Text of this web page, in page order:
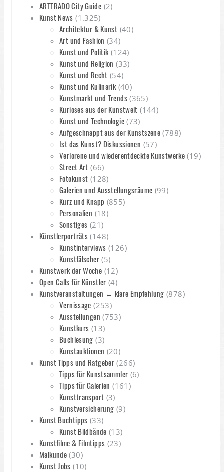
ARTTRADO City Guide (2)
Kunst News (1.325)
Architektur & Kunst (40)
Art und Fashion (34)
Kunst und Politik(124)
Kunst und Religion (33)
Kunst und Recht (54)
Kunst und Kulinarik(40)
Kunstmarkt und Trends(365)
Kurioses aus der Kunstwelt (144)
Kunst und Technologie(73)
Aufgeschnappt aus der Kunstszene (788)
Ist das Kunst? Diskussionen (57)
Verlorene und wiederentdeckte Kunstwerke (19)
Street Art (66)
Fotokunst (128)
Galerien und Ausstellungsräume (99)
Kurz und Knapp (855)
Personalien (18)
Sonstiges (21)
Künstlerporträts (148)
Kunstinterviews (126)
Kunstfälscher(5)
Kunstwerk der Woche (12)
Open Calls für Künstler (4)
Kunstveranstaltungen ← klare Empfehlung (878)
Vernissage (253)
Ausstellungen (753)
Kunstkurs (13)
Buchlesung (3)
Kunstauktionen (20)
Kunst Tipps und Ratgeber (266)
Tipps für Kunstsammler (6)
Tipps für Galerien (161)
Kunsttransport (3)
Kunstversicherung (9)
Kunst Buchtipps (33)
Kunst Bildbände (13)
Kunstfilme & Filmtipps (23)
Malkunde (30)
Kunst Jobs (10)